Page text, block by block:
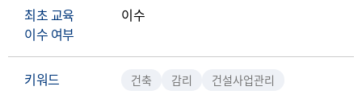
최초 교육
이수 여부
이수
키워드 건축 감리 건설사업관리